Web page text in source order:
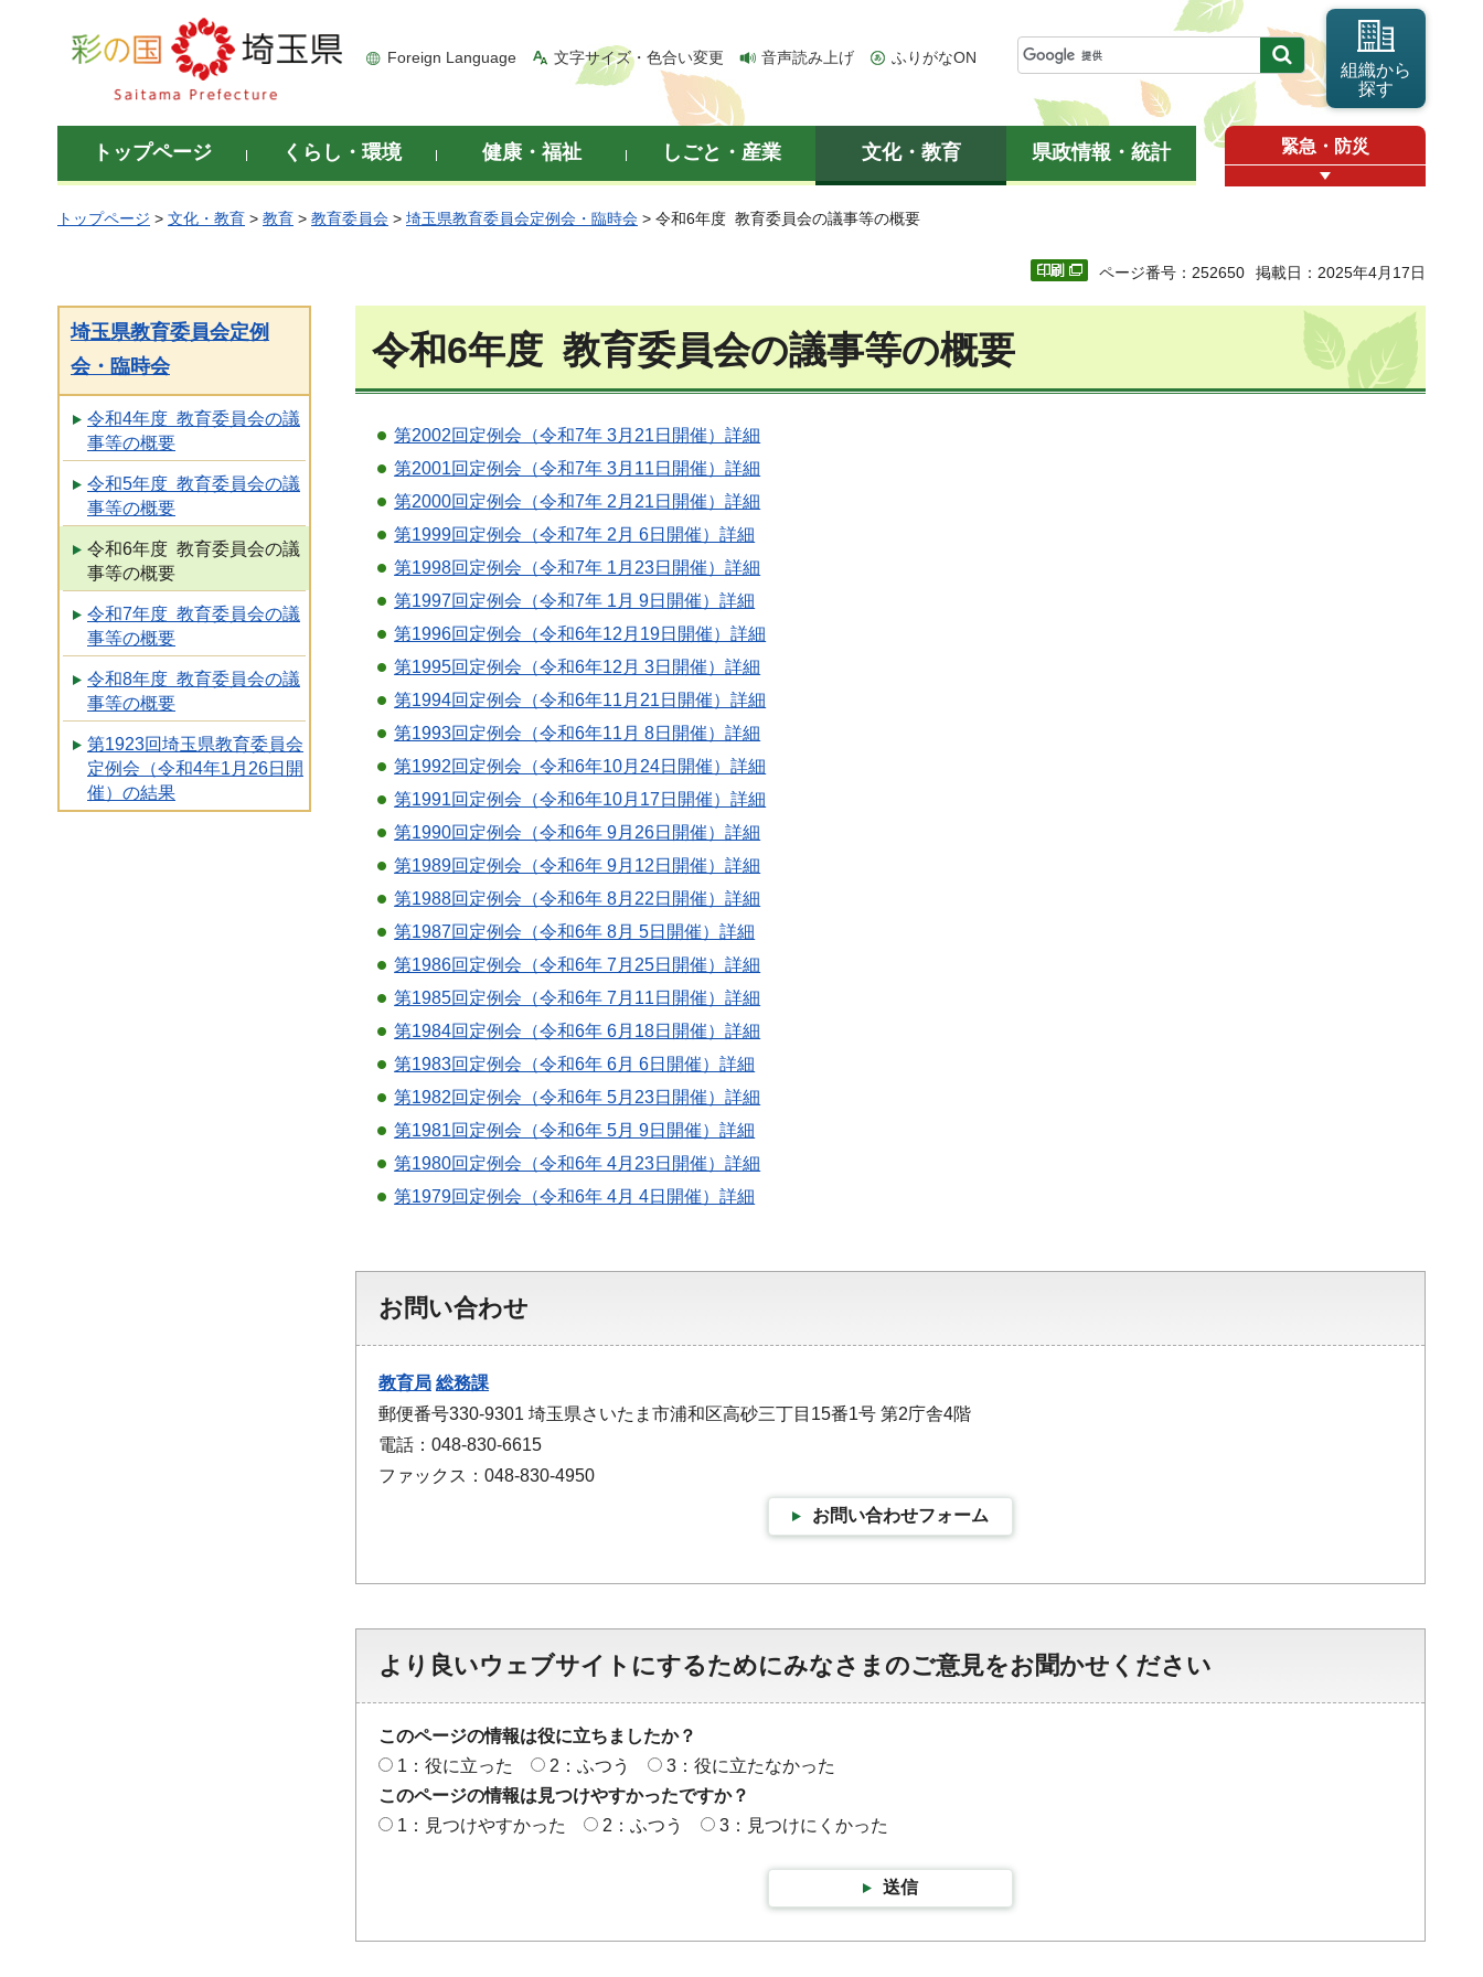
彩の国 埼玉県
Foreign Language 文字サイズ・色合い変更 音声読み上げ ふりがなON
組織から
探す
トップページ くらし・環境 健康・福祉 しごと・産業 文化・教育 県政情報・統計 緊急・防災
トップページ > 文化・教育 > 教育 > 教育委員会 > 埼玉県教育委員会定例会・臨時会 > 令和6年度 教育委員会の議事等の概要
ページ番号：252650 掲載日：2025年4月17日
埼玉県教育委員会定例
会・臨時会
令和4年度 教育委員会の議
事等の概要
令和5年度 教育委員会の議
事等の概要
令和6年度 教育委員会の議
事等の概要
令和7年度 教育委員会の議
事等の概要
令和8年度 教育委員会の議
事等の概要
第1923回埼玉県教育委員会
定例会（令和4年1月26日開
催）の結果
令和6年度 教育委員会の議事等の概要
第2002回定例会（令和7年 3月21日開催）詳細
第2001回定例会（令和7年 3月11日開催）詳細
第2000回定例会（令和7年 2月21日開催）詳細
第1999回定例会（令和7年 2月 6日開催）詳細
第1998回定例会（令和7年 1月23日開催）詳細
第1997回定例会（令和7年 1月 9日開催）詳細
第1996回定例会（令和6年12月19日開催）詳細
第1995回定例会（令和6年12月 3日開催）詳細
第1994回定例会（令和6年11月21日開催）詳細
第1993回定例会（令和6年11月 8日開催）詳細
第1992回定例会（令和6年10月24日開催）詳細
第1991回定例会（令和6年10月17日開催）詳細
第1990回定例会（令和6年 9月26日開催）詳細
第1989回定例会（令和6年 9月12日開催）詳細
第1988回定例会（令和6年 8月22日開催）詳細
第1987回定例会（令和6年 8月 5日開催）詳細
第1986回定例会（令和6年 7月25日開催）詳細
第1985回定例会（令和6年 7月11日開催）詳細
第1984回定例会（令和6年 6月18日開催）詳細
第1983回定例会（令和6年 6月 6日開催）詳細
第1982回定例会（令和6年 5月23日開催）詳細
第1981回定例会（令和6年 5月 9日開催）詳細
第1980回定例会（令和6年 4月23日開催）詳細
第1979回定例会（令和6年 4月 4日開催）詳細
お問い合わせ
教育局 総務課
郵便番号330-9301 埼玉県さいたま市浦和区高砂三丁目15番1号 第2庁舎4階
電話：048-830-6615
ファックス：048-830-4950
お問い合わせフォーム
より良いウェブサイトにするためにみなさまのご意見をお聞かせください
このページの情報は役に立ちましたか？
1：役に立った
2：ふつう
3：役に立たなかった
このページの情報は見つけやすかったですか？
1：見つけやすかった
2：ふつう 3：見つけにくかった
送信